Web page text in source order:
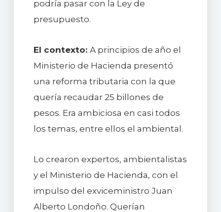
podría pasar con la Ley de
presupuesto.
El contexto: A principios de año el
Ministerio de Hacienda presentó
una reforma tributaria con la que
quería recaudar 25 billones de
pesos. Era ambiciosa en casi todos
los temas, entre ellos el ambiental.
Lo crearon expertos, ambientalistas
y el Ministerio de Hacienda, con el
impulso del exviceministro Juan
Alberto Londoño. Querían